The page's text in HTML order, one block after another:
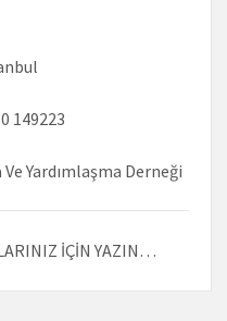
149223
Yardımlaşma Derneği
İÇİN YAZIN…